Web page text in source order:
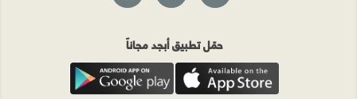
حمّل تطبيق أبجد مجاناً